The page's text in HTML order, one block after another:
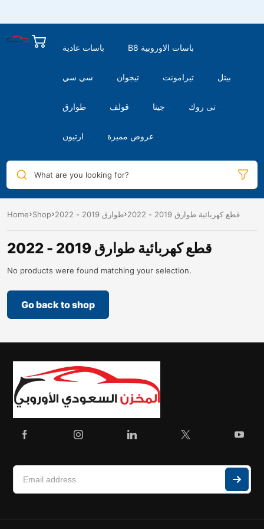
باسات عادية B8 باسات الاوروبية
سي سي تيجوان تيرامونت بيتل
طوارق قولف جيتا تى روك
ارتيون عروض مميزة
What are you looking for?
Home Shop طوارق 2019 - 2022 قطع كهربائية طوارق 2019 - 2022
قطع كهربائية طوارق 2019 - 2022
No products were found matching your selection.
Go back to shop